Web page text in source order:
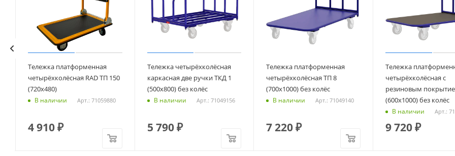
Тележка платформенная
четырёхколёсная RAD ТП 150
(720х480)
В наличии Арт.: 71059880
4 910₽
Тележка четырёхколёсная
каркасная две ручки ТКД 1
(500х800) без колёс
В наличии Арт.: 71049156
5 790₽
Тележка платформенная
четырёхколёсная ТП 8
(700х1000) без колёс
В наличии Арт.: 71049140
7 220₽
Тележка
четырёхколёсная с
резиновым
(600х1000) без колёс
В наличии Арт.:
9 720₽